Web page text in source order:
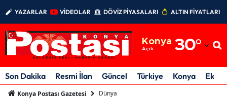
YAZARLAR VİDEOLAR DÖVİZ PİYASALARI ALTIN FİYATLARI
Konya
Açık 30°
Adıyaman
Afyonkarahisar
Son Dakika Resmi İlan Güncel Türkiye Konya
Konya Postası Gazetesi Dünya